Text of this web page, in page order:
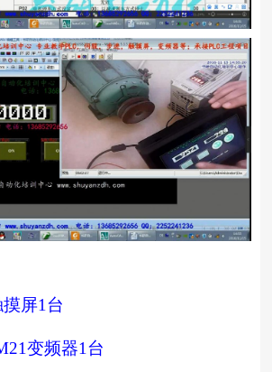
摸屏1 台
变频器1 台